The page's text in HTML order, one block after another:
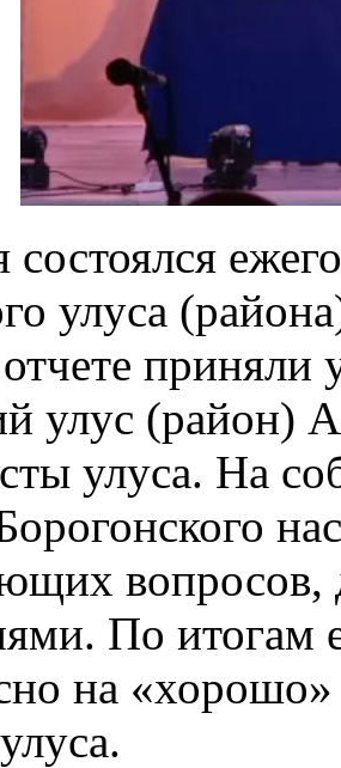
состоялся
улуса
приняли
улус (район)
улуса. На
По итогам
на